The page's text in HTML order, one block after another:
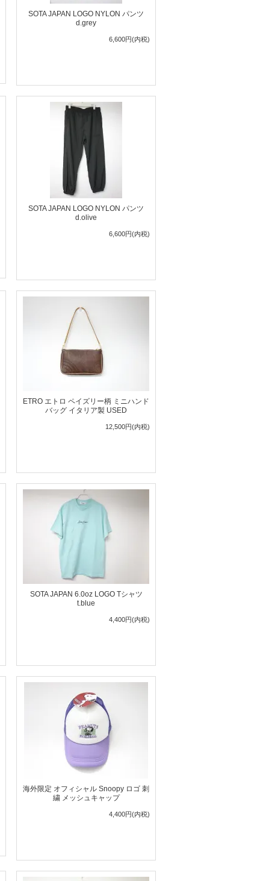
SOTA JAPAN LOGO NYLON パンツ
d.grey
6,600円(内税)
SOTA JAPAN LOGO NYLON パンツ
d.olive
6,600円(内税)
ETRO エトロ ペイズリー柄 ミニハンド
バッグ イタリア製 USED
12,500円(内税)
SOTA JAPAN 6.0oz LOGO Tシャツ
t.blue
4,400円(内税)
海外限定 オフィシャル Snoopy ロゴ 刺
繍 メッシュキャップ
4,400円(内税)